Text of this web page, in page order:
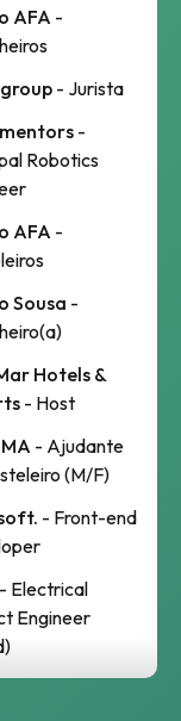
AFA -
- Jurista
-
Robotics
AFA -
Sousa -
Hotels &
- Host
- Ajudante
(M/F)
- Front-end
- Electrical
Engineer